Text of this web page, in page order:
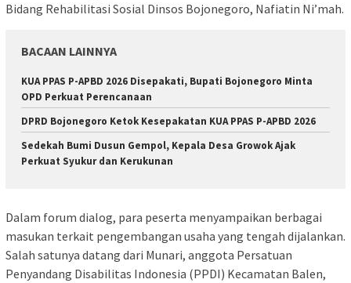
Bidang Rehabilitasi Sosial Dinsos Bojonegoro, Nafiatin Ni’mah.
BACAAN LAINNYA
KUA PPAS P-APBD 2026 Disepakati, Bupati Bojonegoro Minta
OPD Perkuat Perencanaan
DPRD Bojonegoro Ketok Kesepakatan KUA PPAS P-APBD 2026
Sedekah Bumi Dusun Gempol, Kepala Desa Growok Ajak
Perkuat Syukur dan Kerukunan
Dalam forum dialog, para peserta menyampaikan berbagai
masukan terkait pengembangan usaha yang tengah dijalankan.
Salah satunya datang dari Munari, anggota Persatuan
Penyandang Disabilitas Indonesia (PPDI) Kecamatan Balen,